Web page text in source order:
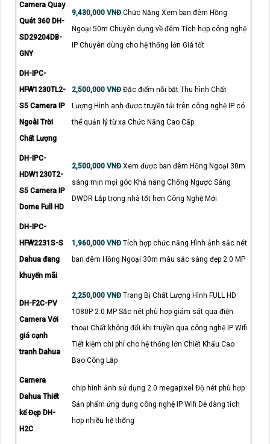
Camera Quay
Quét 360 DH-
SD29204DB-
GNY
9,430,000 VNĐ Chức Năng Xem ban đêm Hồng
Ngoại 50m Chuyên dụng về đêm Tích hợp công nghệ
IP Chuyên dùng cho hệ thống lớn Giá tốt
DH-IPC-
HFW1230TL2-
S5 Camera IP
Ngoài Trời
Chất Lượng
2,500,000 VNĐ Đặc điểm nỗi bật Thu hình Chất
Lượng Hình anh được truyền tải trên công nghệ IP có
thể quản lý từ xa Chức Năng Cao Cấp
DH-IPC-
HDW1230T2-
S5 Camera IP
Dome Full HD
2,500,000 VNĐ Xem được ban đêm Hồng Ngoại 30m
sáng mịn mọi góc Khả năng Chống Ngược Sáng
DWDR Lắp trong nhà tốt hơn Công Nghệ Mới
DH-IPC-
HFW2231S-S
Dahua đang
khuyến mãi
1,960,000 VNĐ Tích hợp chức năng Hình ảnh sắc nét
ban đêm Hồng Ngoại 30m màu sắc sáng đẹp 2.0 MP
DH-F2C-PV
Camera Với
giá cạnh
tranh Dahua
2,250,000 VNĐ Trang Bị Chất Lượng Hình FULL HD
1080P 2.0 MP Sắc nét phù hợp giám sát qua điện
thoại Chất không đổi khi truyền qua công nghệ IP Wifi
Tiết kiệm chi phí cho hệ thống lớn Chiết Khấu Cao
Bao Công Lắp
Camera
Dahua Thiết
kế Đẹp DH-
H2C
chip hình ảnh sử dụng 2.0 megapixel Độ nét phù hợp
Sản phẩm ứng dụng công nghệ IP Wifi Dễ dàng tích
hợp nhiều hệ thống